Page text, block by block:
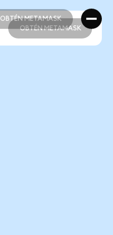
OBTÉN METAMASK
OBTÉN METAMASK
OBTÉN METAMASK